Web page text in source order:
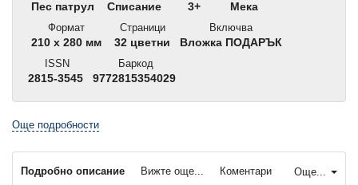
Пес патрул
Списание
3+
Мека
Формат
210 x 280 мм
Страници
32 цветни
Включва
Вложка ПОДАРЪК
ISSN
2815-3545
Баркод
9772815354029
Още подробности
Още...
Подробно описание Вижте още... Коментари